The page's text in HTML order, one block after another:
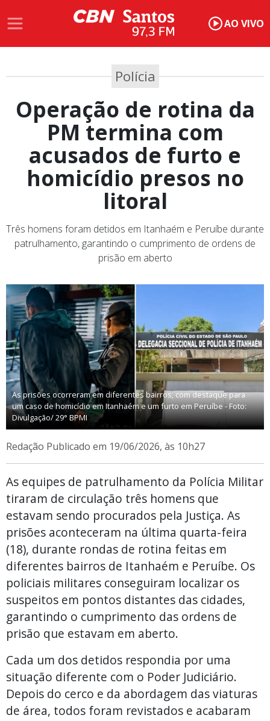
AO VIVO
Polícia
Operação de rotina da
PM termina com
acusados de furto e
homicídio presos no
litoral
Três homens foram detidos em Itanhaém e Peruíbe durante
patrulhamento, garantindo o cumprimento de ordens de
prisão em aberto
As prisões ocorreram em diferentes bairros, com destaque para
um caso de homicídio em Itanhaém e um furto em Peruíbe - Foto:
Divulgação/ 29° BPMI
Redação Publicado em 19/06/2026, às 10h27
As equipes de patrulhamento da Polícia Militar
tiraram de circulação três homens que
estavam sendo procurados pela Justiça. As
prisões aconteceram na última quarta-feira
(18), durante rondas de rotina feitas em
diferentes bairros de Itanhaém e Peruíbe. Os
policiais militares conseguiram localizar os
suspeitos em pontos distantes das cidades,
garantindo o cumprimento das ordens de
prisão que estavam em aberto.
Cada um dos detidos respondia por uma
situação diferente com o Poder Judiciário.
Depois do cerco e da abordagem das viaturas
de área, todos foram revistados e acabaram